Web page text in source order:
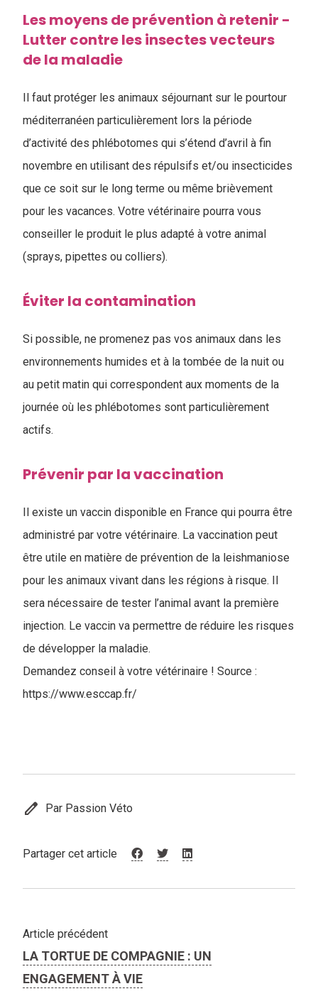
Les moyens de prévention à retenir -
Lutter contre les insectes vecteurs
de la maladie
Il faut protéger les animaux séjournant sur le pourtour
méditerranéen particulièrement lors la période
d’activité des phlébotomes qui s’étend d’avril à fin
novembre en utilisant des répulsifs et/ou insecticides
que ce soit sur le long terme ou même brièvement
pour les vacances. Votre vétérinaire pourra vous
conseiller le produit le plus adapté à votre animal
(sprays, pipettes ou colliers).
Éviter la contamination
Si possible, ne promenez pas vos animaux dans les
environnements humides et à la tombée de la nuit ou
au petit matin qui correspondent aux moments de la
journée où les phlébotomes sont particulièrement
actifs.
Prévenir par la vaccination
Il existe un vaccin disponible en France qui pourra être
administré par votre vétérinaire. La vaccination peut
être utile en matière de prévention de la leishmaniose
pour les animaux vivant dans les régions à risque. Il
sera nécessaire de tester l’animal avant la première
injection. Le vaccin va permettre de réduire les risques
de développer la maladie.
Demandez conseil à votre vétérinaire ! Source :
https://www.esccap.fr/
edit Par Passion Véto
Partager cet article
Article précédent
LA TORTUE DE COMPAGNIE : UN
ENGAGEMENT À VIE